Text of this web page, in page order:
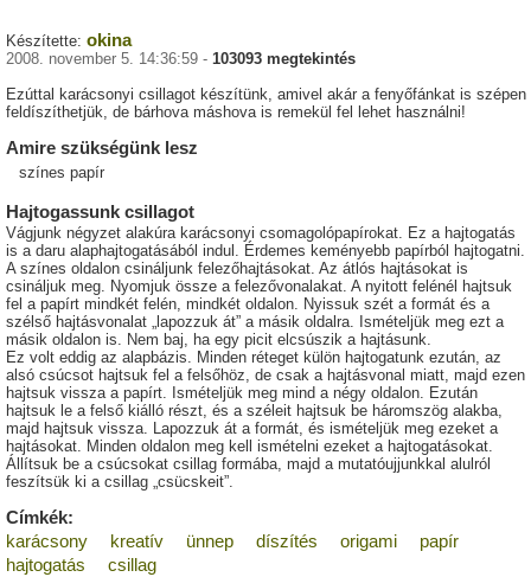
Készítette: okina
2008. november 5. 14:36:59 - 103093 megtekintés
Ezúttal karácsonyi csillagot készítünk, amivel akár a fenyőfánkat is szépen
feldíszíthetjük, de bárhova máshova is remekül fel lehet használni!
Amire szükségünk lesz
színes papír
Hajtogassunk csillagot
Vágjunk négyzet alakúra karácsonyi csomagolópapírokat. Ez a hajtogatás
is a daru alaphajtogatásából indul. Érdemes keményebb papírból hajtogatni.
A színes oldalon csináljunk felezőhajtásokat. Az átlós hajtásokat is
csináljuk meg. Nyomjuk össze a felezővonalakat. A nyitott felénél hajtsuk
fel a papírt mindkét felén, mindkét oldalon. Nyissuk szét a formát és a
szélső hajtásvonalat „lapozzuk át” a másik oldalra. Ismételjük meg ezt a
másik oldalon is. Nem baj, ha egy picit elcsúszik a hajtásunk.
Ez volt eddig az alapbázis. Minden réteget külön hajtogatunk ezután, az
alsó csúcsot hajtsuk fel a felsőhöz, de csak a hajtásvonal miatt, majd ezen
hajtsuk vissza a papírt. Ismételjük meg mind a négy oldalon. Ezután
hajtsuk le a felső kiálló részt, és a széleit hajtsuk be háromszög alakba,
majd hajtsuk vissza. Lapozzuk át a formát, és ismételjük meg ezeket a
hajtásokat. Minden oldalon meg kell ismételni ezeket a hajtogatásokat.
Állítsuk be a csúcsokat csillag formába, majd a mutatóujjunkkal alulról
feszítsük ki a csillag „csücskeit”.
Címkék:
karácsony
kreatív ünnep díszítés origami
papír
hajtogatás
csillag